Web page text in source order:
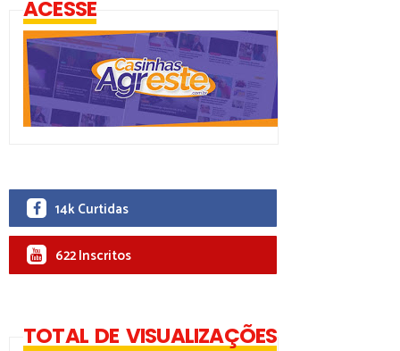
ACESSE
14k Curtidas
622 Inscritos
TOTAL DE VISUALIZAÇÕES